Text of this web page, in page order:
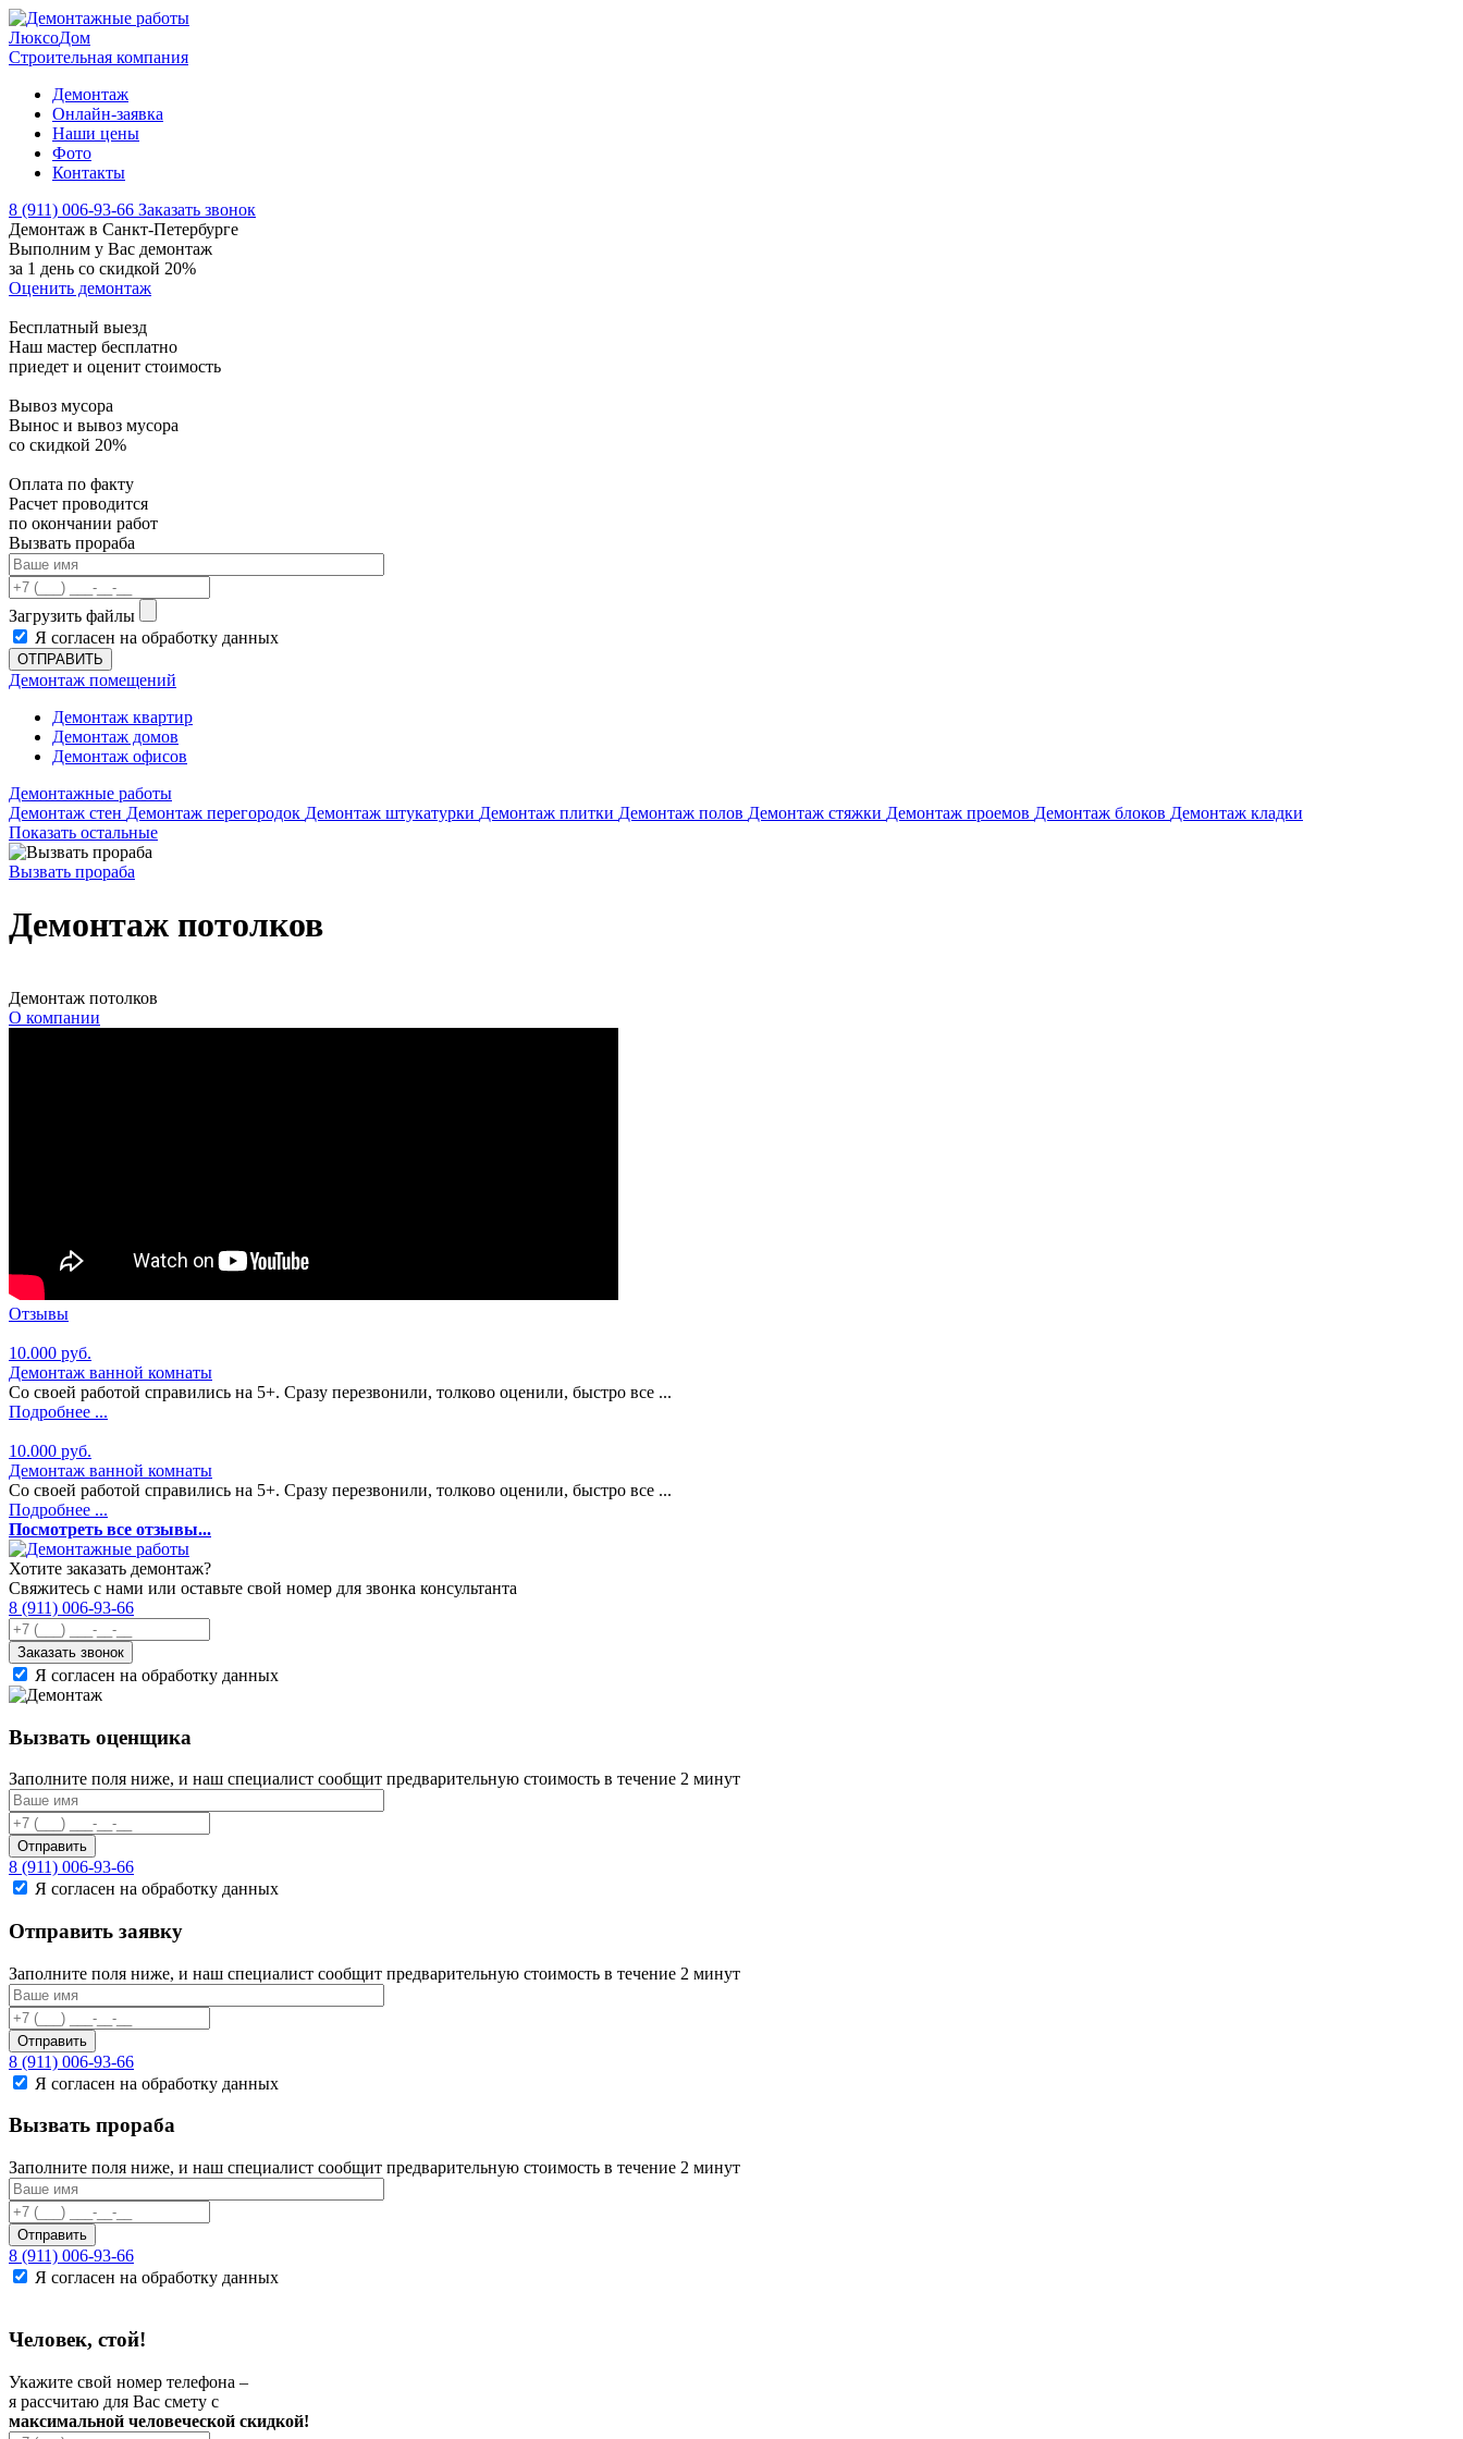
ЛюксоДом
Строительная компания
Демонтаж
Онлайн-заявка
Наши цены
Фото
Контакты
8 (911) 006-93-66 Заказать звонок
Демонтаж в Санкт-Петербурге
Выполним у Вас демонтаж
за 1 день со скидкой 20%
Оценить демонтаж
Бесплатный выезд
Наш мастер бесплатно
приедет и оценит стоимость
Вывоз мусора
Вынос и вывоз мусора
со скидкой 20%
Оплата по факту
Расчет проводится
по окончании работ
Вызвать прораба
Загрузить файлы
Я согласен на обработку данных
ОТПРАВИТЬ
Демонтаж помещений
Демонтаж квартир
Демонтаж домов
Демонтаж офисов
Демонтажные работы
Демонтаж стен Демонтаж перегородок Демонтаж штукатурки Демонтаж плитки Демонтаж полов Демонтаж стяжки Демонтаж проемов Демонтаж блоков Демонтаж кладки
Показать остальные
Вызвать прораба
Демонтаж потолков
Демонтаж потолков
О компании
Отзывы
10.000 руб.
Демонтаж ванной комнаты
Со своей работой справились на 5+. Сразу перезвонили, толково оценили, быстро все ...
Подробнее ...
10.000 руб.
Демонтаж ванной комнаты
Со своей работой справились на 5+. Сразу перезвонили, толково оценили, быстро все ...
Подробнее ...
Посмотреть все отзывы...
Хотите заказать демонтаж?
Свяжитесь с нами или оставьте свой номер для звонка консультанта
8 (911) 006-93-66
Заказать звонок
Я согласен на обработку данных
Вызвать оценщика
Заполните поля ниже, и наш специалист сообщит предварительную стоимость в течение 2 минут
Отправить
8 (911) 006-93-66
Я согласен на обработку данных
Отправить заявку
Заполните поля ниже, и наш специалист сообщит предварительную стоимость в течение 2 минут
Отправить
8 (911) 006-93-66
Я согласен на обработку данных
Вызвать прораба
Заполните поля ниже, и наш специалист сообщит предварительную стоимость в течение 2 минут
Отправить
8 (911) 006-93-66
Я согласен на обработку данных
Человек, стой!
Укажите свой номер телефона –
я рассчитаю для Вас смету с
максимальной человеческой скидкой!